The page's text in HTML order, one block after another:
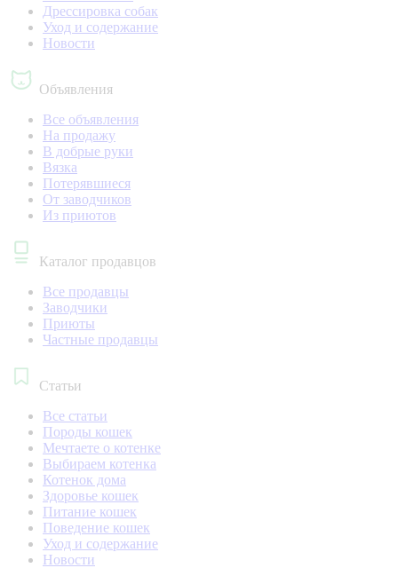
Дрессировка собак
Уход и содержание
Новости
Объявления
Все объявления
На продажу
В добрые руки
Вязка
Потерявшиеся
От заводчиков
Из приютов
Каталог продавцов
Все продавцы
Заводчики
Приюты
Частные продавцы
Статьи
Все статьи
Породы кошек
Мечтаете о котенке
Выбираем котенка
Котенок дома
Здоровье кошек
Питание кошек
Поведение кошек
Уход и содержание
Новости